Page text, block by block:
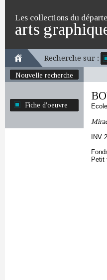
Les collections du
arts
Recherche sur :
Nouvelle recherche
Fiche d'oeuvre
INV
Petit